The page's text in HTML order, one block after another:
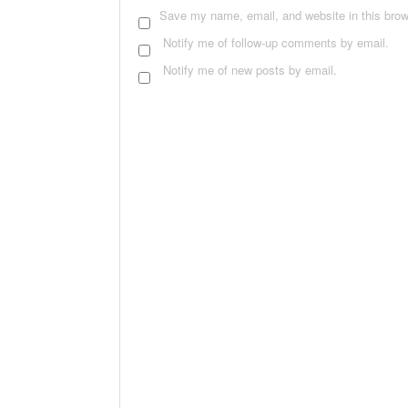
Save my name, email, and website in this
Notify me of follow-up comments by email.
Notify me of new posts by email.